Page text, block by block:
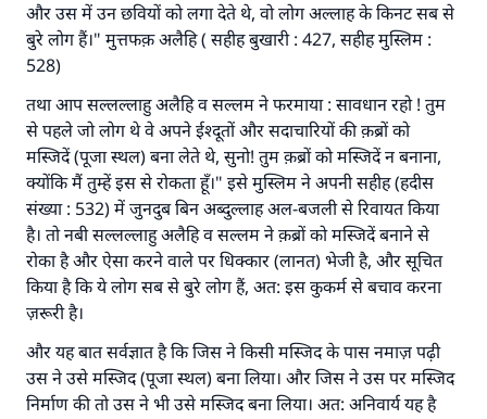
और उस में उन छवियों को लगा देते थे, वो लोग अल्लाह के किनट सब से
बुरे लोग हैं।" मुत्तफक़ अलैहि ( सहीह बुखारी : 427, सहीह मुस्लिम :
528)
तथा आप सल्लल्लाहु अलैहि व सल्लम ने फरमाया : सावधान रहो ! तुम
से पहले जो लोग थे वे अपने ईश्दूतों और सदाचारियों की क़ब्रों को
मस्जिदें (पूजा स्थल) बना लेते थे, सुनो! तुम क़ब्रों को मस्जिदें न बनाना,
क्योंकि मैं तुम्हें इस से रोकता हूँ।" इसे मुस्लिम ने अपनी सहीह (हदीस
संख्या : 532) में जुनदुब बिन अब्दुल्लाह अल-बजली से रिवायत किया
है। तो नबी सल्लल्लाहु अलैहि व सल्लम ने क़ब्रों को मस्जिदें बनाने से
रोका है और ऐसा करने वाले पर धिक्कार (लानत) भेजी है, और सूचित
किया है कि ये लोग सब से बुरे लोग हैं, अत: इस कुकर्म से बचाव करना
ज़रूरी है।
और यह बात सर्वज्ञात है कि जिस ने किसी मस्जिद के पास नमाज़ पढ़ी
उस ने उसे मस्जिद (पूजा स्थल) बना लिया। और जिस ने उस पर मस्जिद
निर्माण की तो उस ने भी उसे मस्जिद बना लिया। अत: अनिवार्य यह है
उत्तर संख्या 110845 ने एक शादी बचाई।.
उम्मत के प्रश्नों का उत्तर देने में हमारी सहायता करें
अल्लाह के रसूल सल्लल्लाहु अलैहि व सल्लम ने फरमाया :
'जो व्यक्ति भलाई का मार्ग दर्शाए, उसके लिए उस भलाई के
करने वाले के समान प्रतिफल है।''
(मुस्लिम : 1893).